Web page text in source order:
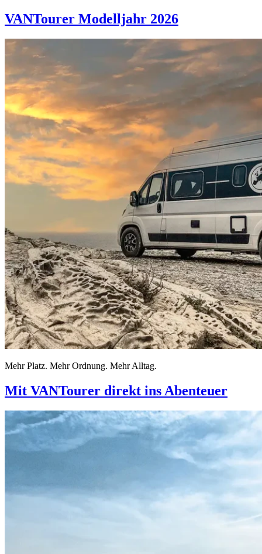
VANTourer Modelljahr 2026
Mehr Platz. Mehr Ordnung. Mehr Alltag.
Mit VANTourer direkt ins Abenteuer